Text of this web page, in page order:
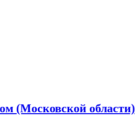
(Московской области)